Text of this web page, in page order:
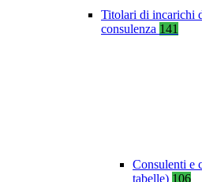
Titolari di incarichi
consulenza 141
Consulenti e
tabelle) 106